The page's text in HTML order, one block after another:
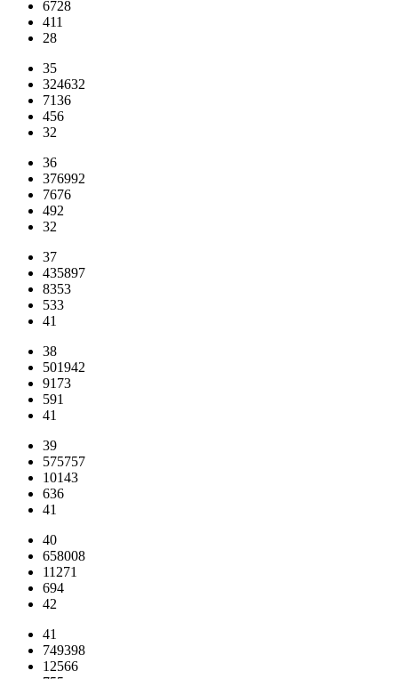
6728
411
28
35
324632
7136
456
32
36
376992
7676
492
32
37
435897
8353
533
41
38
501942
9173
591
41
39
575757
10143
636
41
40
658008
11271
694
42
41
749398
12566